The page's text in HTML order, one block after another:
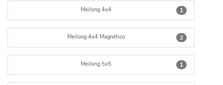
1
Meilong 4x4
2
Meilong 4x4 Magnético
1
Meilong 5x5